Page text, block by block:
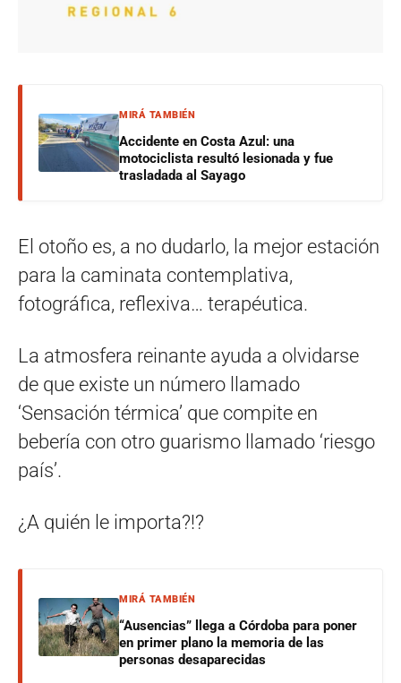
MIRÁ TAMBIÉN
Accidente en Costa Azul: una
motociclista resultó lesionada y fue
trasladada al Sayago
El otoño es, a no dudarlo, la mejor estación
para la caminata contemplativa,
fotográfica, reflexiva… terapéutica.
La atmosfera reinante ayuda a olvidarse
de que existe un número llamado
‘Sensación térmica’ que compite en
bebería con otro guarismo llamado ‘riesgo
país’.
¿A quién le importa?!?
MIRÁ TAMBIÉN
“Ausencias” llega a Córdoba para poner
en primer plano la memoria de las
personas desaparecidas